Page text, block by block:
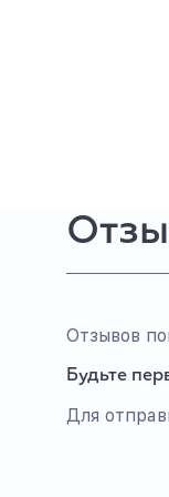
Отзывов
Будьте
Для